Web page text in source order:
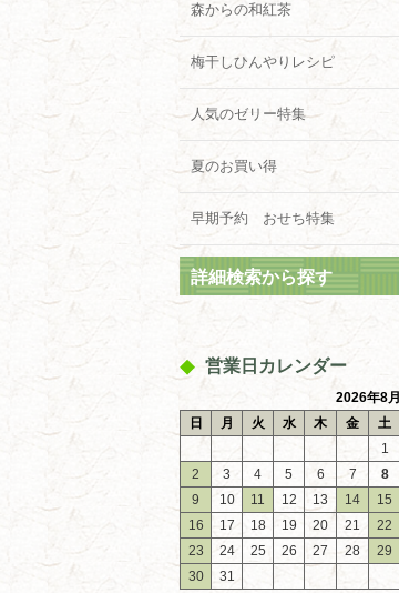
森からの和紅茶
梅干しひんやりレシピ
人気のゼリー特集
夏のお買い得
早期予約 おせち特集
詳細検索から探す
営業日カレンダー
2026年8月
日
月 火 水 木 金
土
1
2
3 4 5 6 7
8
9
10 11 12 13 14
15
16
17 18 19 20 21
22
23
24 25 26 27 28
29
30
31